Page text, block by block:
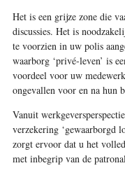
Het is een grijze zone die
discussies. Het is
te voorzien in uw polis
waarborg ‘privé-leven’ is
voordeel voor uw
ongevallen voor en na hun
Vanuit
verzekering ‘gewaarborgd
zorgt ervoor dat u het
met inbegrip van de